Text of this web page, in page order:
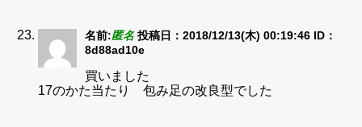
名前:匿名 投稿日：2018/12/13(木) 00:19:46 ID：
8d88ad10e
買いました
17のかた当たり 包み足の改良型でした